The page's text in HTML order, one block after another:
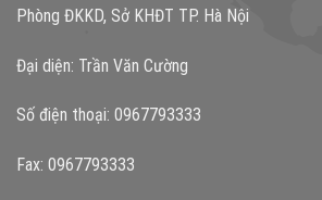
Phòng ĐKKD, Sở KHĐT TP. Hà Nội
Đại diện: Trần Văn Cường
Số điện thoại: 0967793333
Fax: 0967793333